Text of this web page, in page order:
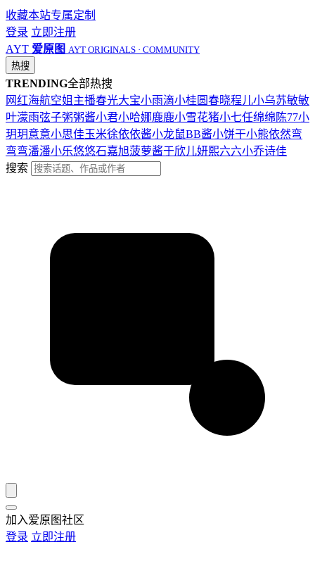
收藏本站专属定制
登录 立即注册
AYT 爱原图 AYT ORIGINALS · COMMUNITY
热搜
TRENDING全部热搜
网红海航空姐 主播春光大宝小雨滴小桂圆春晓程儿小乌苏敏敏
叶濛雨弦子粥粥酱小君小哈娜鹿鹿小雪花猪小七任绵绵 陈77小
玥玥意意小思佳玉米徐依依酱小龙鼠BB酱小饼干小熊依然弯
弯弯潘潘小乐悠悠石嘉旭菠萝酱于欣儿妍熙六六小乔诗佳
搜索
加入爱原图社区
登录 立即注册